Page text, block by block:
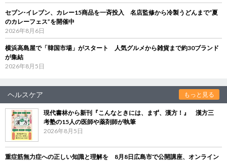
セブン‐イレブン、カレー15商品を一斉投入 名店監修から冷製うどんまで“夏
のカレーフェス”を開催中
2026年8月6日
横浜高島屋で「韓国市場」がスタート 人気グルメから雑貨まで約30ブランド
が集結
2026年8月5日
ヘルスケア もっと見る
現代書林から新刊『こんなときには、まず、漢方！』 漢方三
考塾の15人の医師や薬剤師が執筆
2026年8月5日
重症筋無力症への正しい知識と理解を 8月8日広島市で公開講座、オンライン